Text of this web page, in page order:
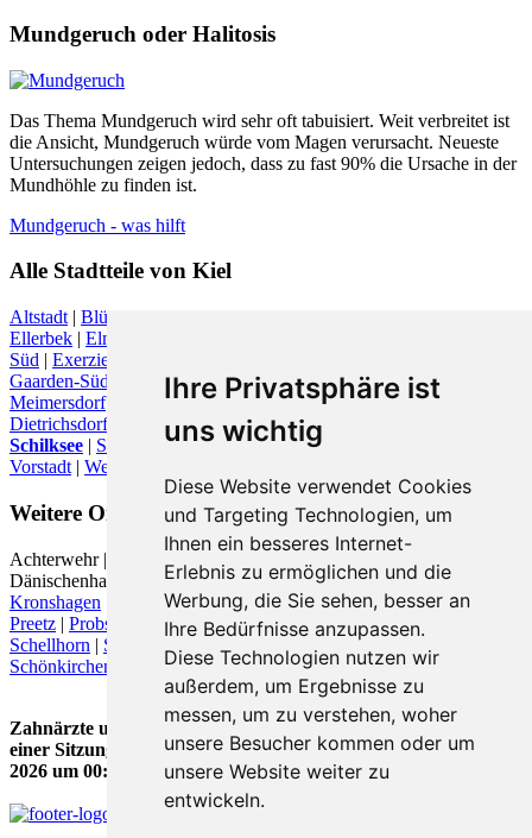
Ihre Privatsphäre ist
uns wichtig
Diese Website verwendet Cookies
und Targeting Technologien, um
Ihnen ein besseres Internet-
Erlebnis zu ermöglichen und die
Werbung, die Sie sehen, besser an
Ihre Bedürfnisse anzupassen.
Diese Technologien nutzen wir
außerdem, um Ergebnisse zu
messen, um zu verstehen, woher
unsere Besucher kommen oder um
unsere Website weiter zu
entwickeln.
Mundgeruch oder Halitosis
Das Thema Mundgeruch wird sehr oft tabuisiert. Weit verbreitet ist
die Ansicht, Mundgeruch würde vom Magen verursacht. Neueste
Untersuchungen zeigen jedoch, dass zu fast 90% die Ursache in der
Mundhöhle zu finden ist.
Mundgeruch - was hilft
Alle Stadtteile von Kiel
Altstadt | Blücherplatz
Ellerbek | Elmschenhagen
Süd | Exerzierplatz
Gaarden-Süd
Hassee|Hasseldieksdamm|Holtenau |Kronsburg
Meimersdorf| Mettenhof |Moorsee |neumeimersdorf |Neumühlen-
Dietrichsdorf
Poppenbrügge|Pries|Ravensberg
Schilksee | Schreventeich| Schülsbek|Suchsdorf
Vorstadt | Wellingdorf
Weitere Orte in der Nähe von
Achterwehr |
Dänischenhagen | Felm |Flintbek|Gettorf|Heikendorf|Kiel
Kronshagen | Laboe |Melsdorf|Molfsee |Mönkeberg| Noer |
Preetz | Probsteierhagen| Quarnbek | Rastorf | Rodenbek | Rumohr |
Schellhorn | Schwentinental
| Schwentinental (Raisdorf) |
Schönkirchen
| Tüttendorf |
Zahnärzte und Zahnärztinnen für CEREC - Zahnersatz in
einer Sitzung in Kiel Schilksee wurde zuletzt am 06. August
2026 um 00:00:08 Uhr aktualisiert.